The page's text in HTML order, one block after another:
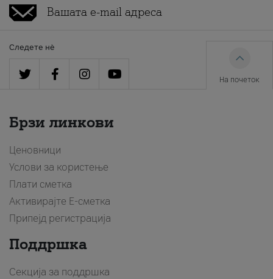
Следете нè
На почеток
Брзи линкови
Ценовници
Услови за користење
Плати сметка
Активирајте Е-сметка
Припејд регистрација
Поддршка
Секција за поддршка